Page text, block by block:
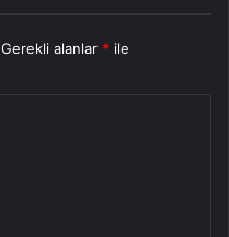
Gerekli alanlar * ile